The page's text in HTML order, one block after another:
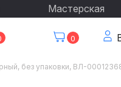
Мастерская
0
без упаковки, ВЛ-